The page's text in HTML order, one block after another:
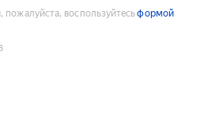
воспользуйтесьформой